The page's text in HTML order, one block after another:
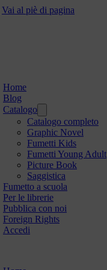
Vai al piè di pagina
Home
Blog
Catalogo
Catalogo completo
Graphic Novel
Fumetti Kids
Fumetti Young Adult
Picture Book
Saggistica
Fumetto a scuola
Per le librerie
Pubblica con noi
Foreign Rights
Accedi